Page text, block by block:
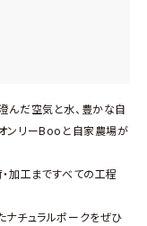
んだ空気と水、豊かな自
ンリーBooと自家農場が
加工まですべての工程
ナチュラルポークをぜひ